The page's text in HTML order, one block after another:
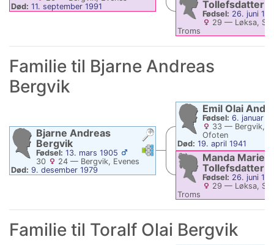
Død: 11. september 1991 Tollefsdatter
Fødsel: 26. juni
29 — Løksa,
Troms
Familie til Bjarne Andreas
Bergvik
LinkerLinker
Bjarne Andreas
Bergvik
Fødsel: 13. mars 1905
30
24— Bergvik, Evenes
Død: 9. desember 1979
Emil Olai
Fødsel: 6. januar
33— Bergvik,
Ofoten
Død: 19. april 1941
Manda Marie
Tollefsdatter
Fødsel: 26. juni
29 — Løksa,
Troms
Familie til Toralf Olai Bergvik